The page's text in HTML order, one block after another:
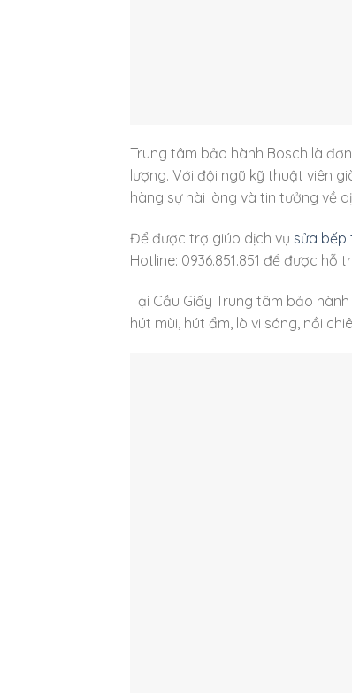
Trung tâm bảo hành Bosch là
lượng. Với đội ngũ kỹ thuật viên
hàng sự hài lòng và tin tưởng về
Để được trợ giúp dịch vụ sửa bếp
Hotline: 0936.851.851 để được hỗ
Tại Cầu Giấy Trung tâm bảo
hút mùi, hút ẩm, lò vi sóng, nồi